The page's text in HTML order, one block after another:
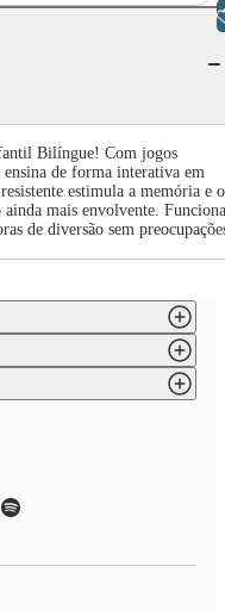
Bilíngue! Com jogos
ensina de forma interativa em
estimula a memória e o
mais envolvente. Funciona
de diversão sem
Libras